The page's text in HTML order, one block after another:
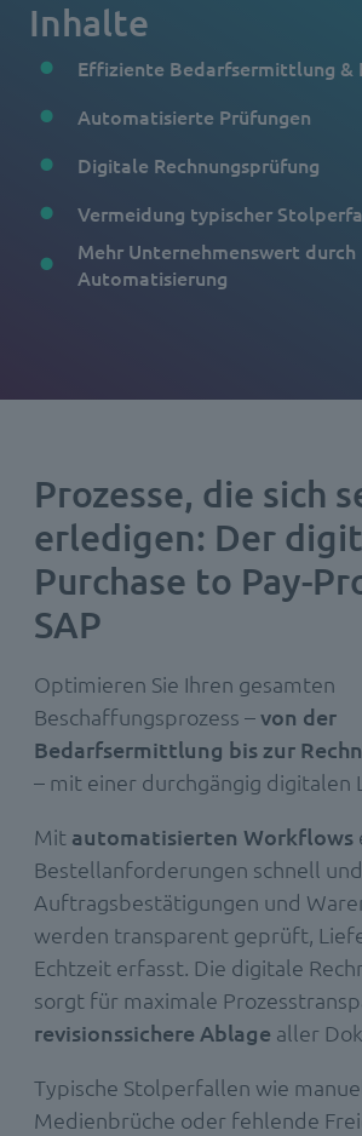
Inhalte
Effiziente Bedarfsermittlung &
Automatisierte Prüfungen
Digitale Rechnungsprüfung
Vermeidung typischer
Mehr Unternehmenswert durch
Automatisierung
Prozesse, die sich
erledigen: Der
Purchase to Pay-
SAP
Optimieren Sie Ihren gesamten
Beschaffungsprozess –von der
Bedarfsermittlung bis zur
– mit einer durchgängig digitalen
Mit automatisierten Workflows
Bestellanforderungen schnell
Auftragsbestätigungen und
werden transparent geprüft,
Echtzeit erfasst. Die digitale
sorgt für maximale
revisionssichere Ablage aller
Typische Stolperfallen wie
Medienbrüche oder fehlende